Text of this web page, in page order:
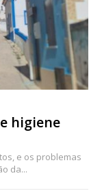
higiene
e os problemas
da...